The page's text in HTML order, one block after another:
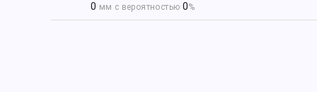
0 мм с вероятностью 0%